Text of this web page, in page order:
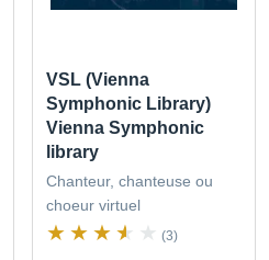
VSL (Vienna
Symphonic Library)
Vienna Symphonic
library
Chanteur, chanteuse ou
choeur virtuel
(3)